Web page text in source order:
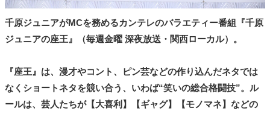
千原ジュニアがMCを務めるカンテレのバラエティー番組『千原
ジュニアの座王』（毎週金曜 深夜放送・関西ローカル）。
『座王』は、漫才やコント、ピン芸などの作り込んだネタでは
なくショートネタを競い合う、いわば“笑いの総合格闘技”。ル
ールは、芸人たちが【大喜利】【ギャグ】【モノマネ】などの